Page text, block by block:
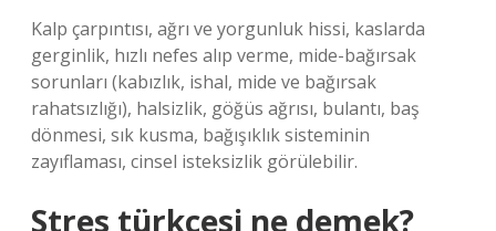
Kalp çarpıntısı, ağrı ve yorgunluk hissi, kaslarda
gerginlik, hızlı nefes alıp verme, mide-bağırsak
sorunları (kabızlık, ishal, mide ve bağırsak
rahatsızlığı), halsizlik, göğüs ağrısı, bulantı, baş
dönmesi, sık kusma, bağışıklık sisteminin
zayıflaması, cinsel isteksizlik görülebilir.
Stres türkçesi ne demek?